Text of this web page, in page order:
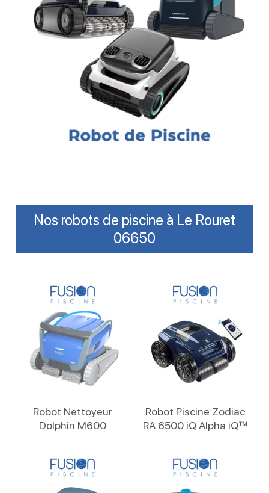
Nos robots de piscine à Le Rouret
06650
Robot Nettoyeur
Dolphin M600
Robot Piscine Zodiac
RA 6500 iQ Alpha iQ™